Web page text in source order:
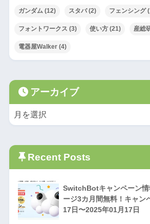
ガンダム(12) スタバ(2) フェンシング
フォントワークス (3) 使い方(21) 産総
電器屋Walker(4)
アーカイブ
Recent Posts
SwitchBotキャンペーン情
ージ3カ月間無料！キャン
17日〜2025年01月17日